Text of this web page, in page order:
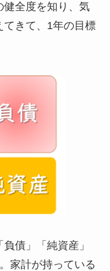
健全度を知り、気
てきて、1年の目標
債」「純資産」
家計が持っている